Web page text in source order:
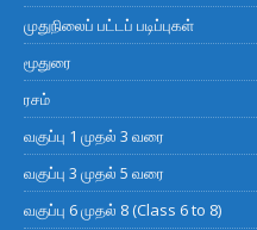
முதுநிலைப் பட்டப் படிப்புகள்
மூதுரை
ரசம்
வகுப்பு 1 முதல் 3 வரை
வகுப்பு 3 முதல் 5 வரை
வகுப்பு 6 முதல் 8 (Class 6 to 8)